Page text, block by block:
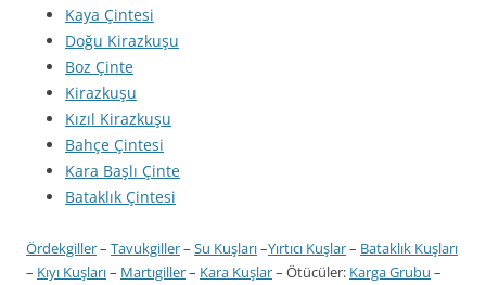
Kaya Çintesi
Doğu Kirazkuşu
Boz Çinte
Kirazkuşu
Kızıl Kirazkuşu
Bahçe Çintesi
Kara Başlı Çinte
Bataklık Çintesi
Ördekgiller– Tavukgiller– Su Kuşları–Yırtıcı Kuşlar– Bataklık Kuşları
– Kıyı Kuşları– Martıgiller– Kara Kuşlar– Ötücüler: Karga Grubu –